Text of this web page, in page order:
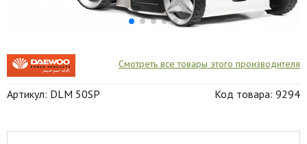
Смотреть все товары этого производителя
Артикул: DLM 50SP Код товара: 9294